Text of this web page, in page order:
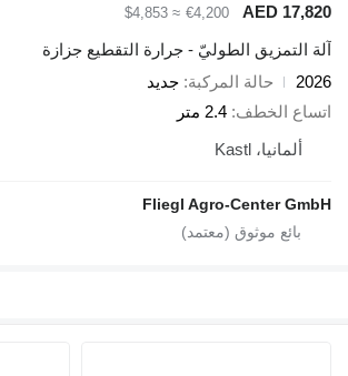
AED
€4,200
≈ $4,853
الطوليّ - جرارة التقطيع جزازة
حالة المركبة جديد
الخطف
2.4 متر
Fliegl Agro-Center